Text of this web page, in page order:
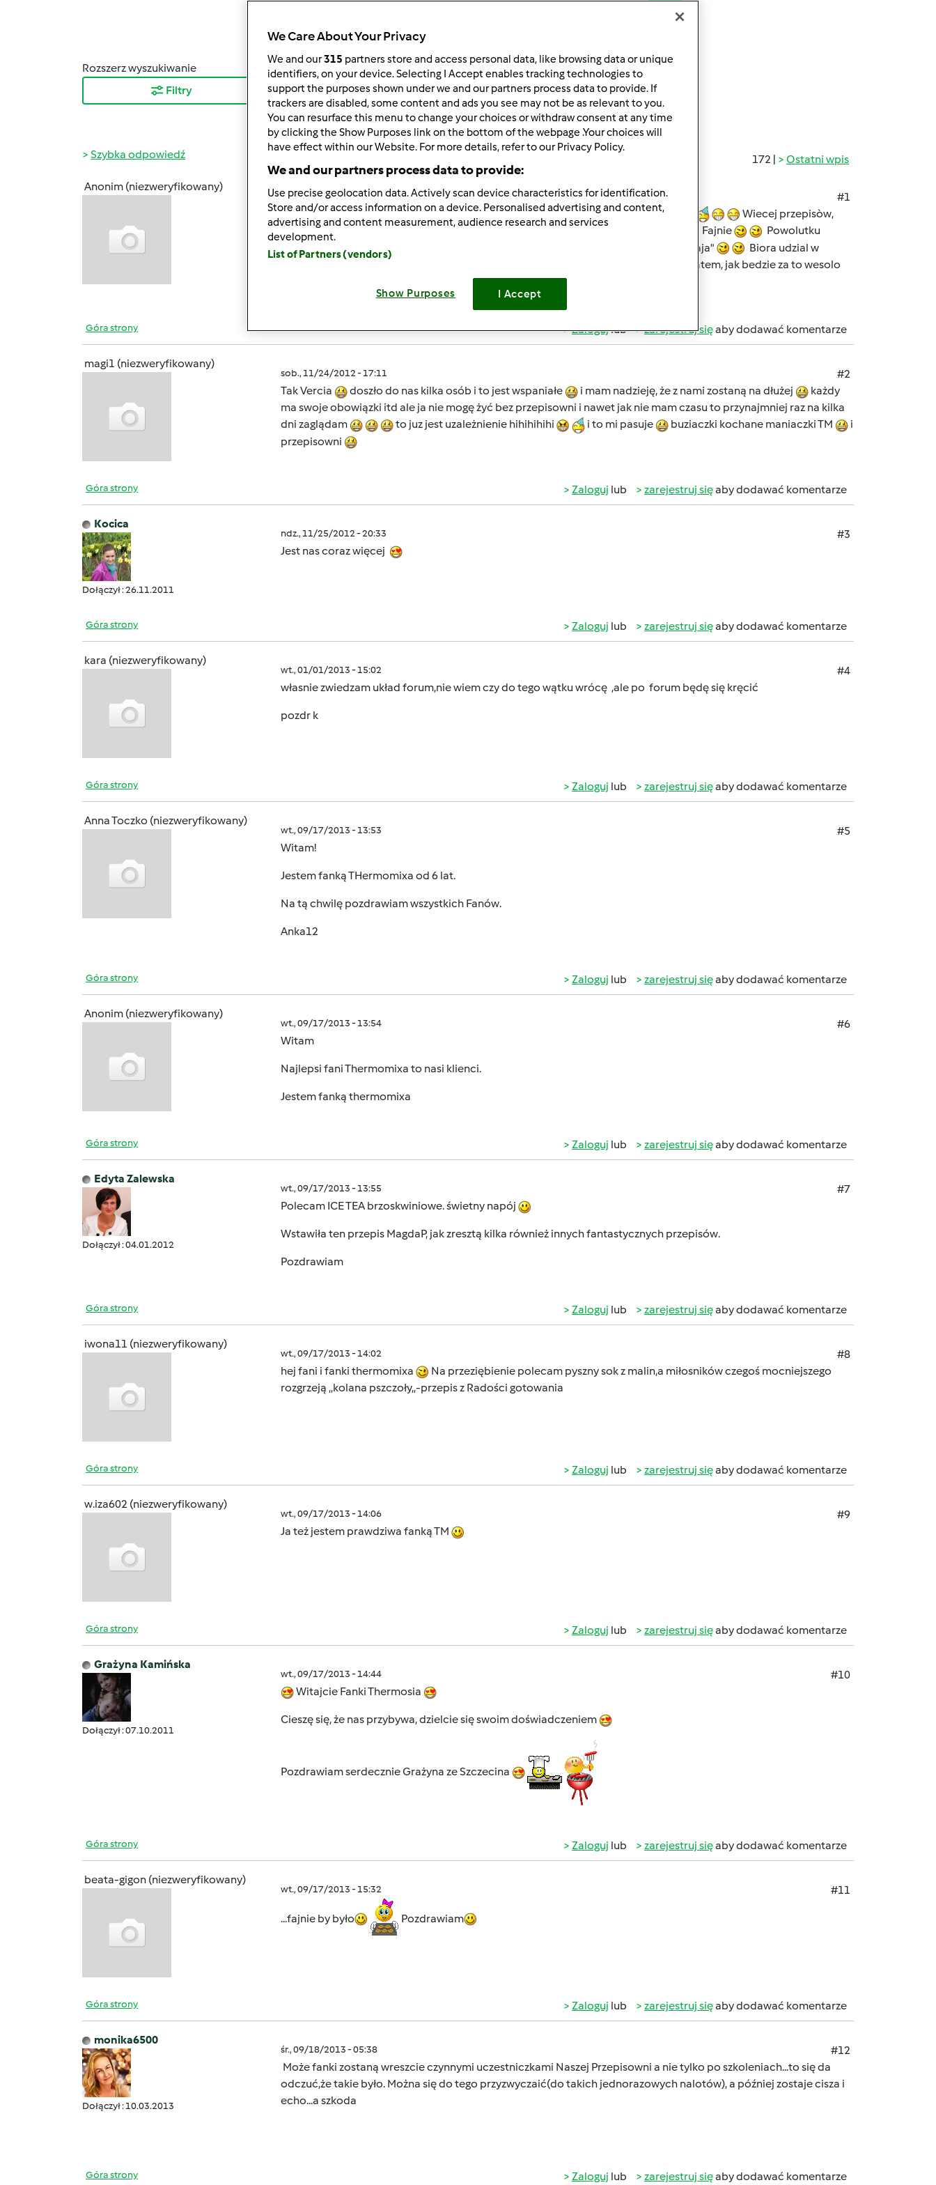
Rozszerz wyszukiwanie
Filtry
Sortuj po:
Najnowsze wyniki
Wyników na stronę:
10
172 | Ostatni wpis
Szybka odpowiedź
Anonim (niezweryfikowany)
sob., 11/24/2012 - 11:16
#1
Fakt, jest nas jeszcze malo "aktywnych", ale o wiele wiecej, niz na poczatku
Wiecej przepisòw,
wiecej pomyslòw, wiecej komentarzy, wiecej osòb sie przedstawia, wita
Fajnie
Powolutku
powstanie z nas super duza "rodzinka"
Coraz czesciej nowi uzytkownicy "zostaja"
Biora udzial w
Teraz, fakt, okres pracowity, brak czasu, ale wyobrazam sobie latem, jak bedzie za to wesolo
Góra strony Zalogujlub zarejestruj sięaby dodawać komentarze
magi1 (niezweryfikowany)
sob., 11/24/2012 - 17:11
#2
Tak Vercia
doszło do nas kilka osób i to jest wspaniałe i mam nadzieję, że z nami zostaną na dłużej
każdy
ma swoje obowiązki itd ale ja nie mogę żyć bez przepisowni i nawet jak nie mam czasu to przynajmniej raz na kilka
dni zaglądam
to juz jest uzależnienie hihihihihi i to mi pasuje buziaczki kochane maniaczki TM
i
przepisowni
Góra strony Zaloguj lub zarejestruj sięaby dodawać komentarze
Kocica
Dołączył : 26.11.2011
ndz., 11/25/2012 - 20:33
#3
Jest nas coraz więcej
Góra strony Zaloguj lub zarejestruj sięaby dodawać komentarze
kara (niezweryfikowany)
wt., 01/01/2013 - 15:02
#4
własnie zwiedzam układ forum,nie wiem czy do tego wątku wrócę ,ale po forum będę się kręcić
pozdr k
Góra strony Zaloguj lub zarejestruj sięaby dodawać komentarze
Anna Toczko (niezweryfikowany)
wt., 09/17/2013 - 13:53
#5
Witam!
Jestem fanką THermomixa od 6 lat.
Na tą chwilę pozdrawiam wszystkich Fanów.
Anka12
Góra strony Zaloguj lub zarejestruj sięaby dodawać komentarze
Anonim (niezweryfikowany)
wt., 09/17/2013 - 13:54
#6
Witam
Najlepsi fani Thermomixa to nasi klienci.
Jestem fanką thermomixa
Góra strony Zaloguj lub zarejestruj sięaby dodawać komentarze
Edyta Zalewska
Dołączył : 04.01.2012
wt., 09/17/2013 - 13:55
#7
Polecam ICE TEA brzoskwiniowe. świetny napój
Wstawiła ten przepis MagdaP, jak zresztą kilka również innych fantastycznych przepisów.
Pozdrawiam
Góra strony Zaloguj lub zarejestruj sięaby dodawać komentarze
iwona11 (niezweryfikowany)
wt., 09/17/2013 - 14:02
#8
hej fani i fanki thermomixa
Na przeziębienie polecam pyszny sok z malin,a miłosników czegoś mocniejszego
rozgrzeją ,,kolana pszczoły,,-przepis z Radości gotowania
Góra strony Zaloguj lub zarejestruj sięaby dodawać komentarze
w.iza602 (niezweryfikowany)
wt., 09/17/2013 - 14:06
#9
Ja też jestem prawdziwa fanką TM
Góra strony Zaloguj lub zarejestruj sięaby dodawać komentarze
Grażyna Kamińska
Dołączył : 07.10.2011
wt., 09/17/2013 - 14:44
#10
Witajcie Fanki Thermosia
Cieszę się, że nas przybywa, dzielcie się swoim doświadczeniem
Pozdrawiam serdecznie Grażyna ze Szczecina
Góra strony Zaloguj lub zarejestruj sięaby dodawać komentarze
beata-gigon (niezweryfikowany)
wt., 09/17/2013 - 15:32 #11
...fajnie by było Pozdrawiam
Góra strony Zaloguj lub zarejestruj sięaby dodawać komentarze
monika6500
Dołączył : 10.03.2013
śr., 09/18/2013 - 05:38
#12
Może fanki zostaną wreszcie czynnymi uczestniczkami Naszej Przepisowni a nie tylko po szkoleniach...to się da
odczuć,że takie było. Można się do tego przyzwyczaić(do takich jednorazowych nalotów), a później zostaje cisza i
echo...a szkoda
Góra strony Zaloguj lub zarejestruj sięaby dodawać komentarze
We Care About Your Privacy
We and our315 partners store and access personal data, like browsing data or unique
identifiers, on your device. Selecting I Accept enables tracking technologies to
support the purposes shown under we and our partners process data to provide. If
trackers are disabled, some content and ads you see may not be as relevant to you.
You can resurface this menu to change your choices or withdraw consent at any time
by clicking the Show Purposes link on the bottom of the webpage .Your choices will
have effect within our Website. For more details, refer to our Privacy Policy.
We and our partners process data to provide:
Use precise geolocation data. Actively scan device characteristics for identification.
Store and/or access information on a device. Personalised advertising and content,
advertising and content measurement, audience research and services
development.
List of Partners (vendors)
Show Purposes I Accept